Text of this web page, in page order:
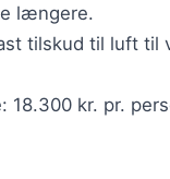
længere.
tilskud til luft
18.300 kr. pr.